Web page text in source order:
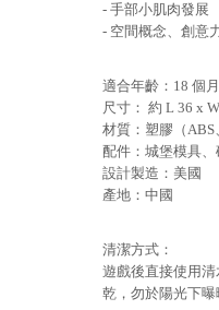
- 手部小肌肉發展
- 空間概念、創意
適合年齡：18 個
尺寸： 約 L 36 x
材質：塑膠（ABS
配件：城堡模具
設計製造：美國
產地：中國
清潔方式：
遊戲後直接使用
乾，勿於陽光下曝